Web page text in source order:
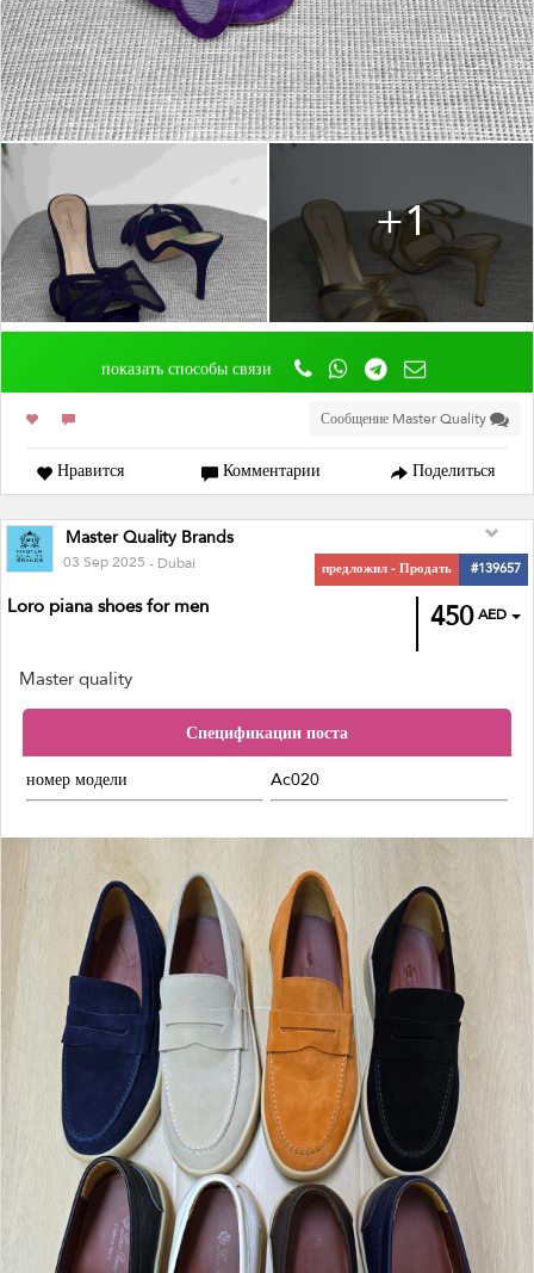
+1
Сообщение Master Quality
Нравится Комментарии Поделиться
Master Quality Brands
03 Sep 2025- Dubai предложил - Продать #139657
450 AED
Loro piana shoes for men
Master quality
Спецификации поста
номер модели
Ac020